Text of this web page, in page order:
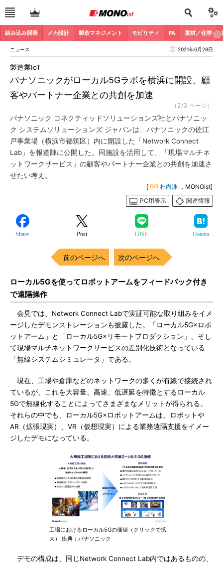
組み込み開発 メカ設計 製造マネジメント モビリティ FA 素材／化学
ニュース 2021年6月28日
パナソニックがローカル5Gラボを横浜に開設、顧
客やパートナー企業との共創を加速
製造業IoT
（2/3 ページ）
パナソニック コネクティッドソリューションズ社とパナソニッ
ク システムソリューションズ ジャパンは、パナソニックの佐江
戸事業場（横浜市都筑区）内に開設した「Network Connect
Lab」を報道陣に公開した。同施設を活用して、「現場マルチネ
ットワークサービス」の顧客やパートナー企業との共創を加速さ
せたい考え。
[ 朴尚洙 ，MONOist]
PC用表示
関連情報
Share Post LINE Hatena
前のページへ 次のページへ
ローカル5Gを使ってロボットアームをフィードバック付き
で遠隔操作
会見では、Network Connect Labで実証可能な取り組みをイメ
ージしたデモンストレーションも披露した。「ローカル5G×ロボ
ットアーム」と「ローカル5G×リモートプロダクション」、そし
て現場マルチネットワークサービスの差別化技術となっている
「無線システムシミュレータ」である。
現在、工場や倉庫などのネットワークの多くが有線で接続され
ているが、これを大容量、高速、低遅延を特徴とするローカル
5Gで無線化することによってさまざまなメリットが得られる。
それらの中でも、ローカル5G×ロボットアームは、ロボットや
AR（拡張現実）、VR（仮想現実）による業務遠隔支援をイメー
ジしたデモになっている。
工場におけるローカル5Gの価値（クリックで拡
大） 出典：パナソニック
デモの構成は、同じNetwork Connect Lab内ではあるものの、